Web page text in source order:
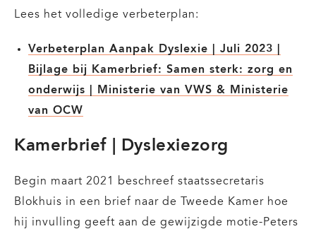
Lees het volledige verbeterplan:
Verbeterplan Aanpak Dyslexie | Juli 2023 |
Bijlage bij Kamerbrief: Samen sterk: zorg en
onderwijs | Ministerie van VWS & Ministerie
van OCW
Kamerbrief | Dyslexiezorg
Begin maart 2021 beschreef staatssecretaris
Blokhuis in een brief naar de Tweede Kamer hoe
hij invulling geeft aan de gewijzigde motie-Peters